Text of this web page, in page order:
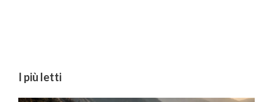
I più letti